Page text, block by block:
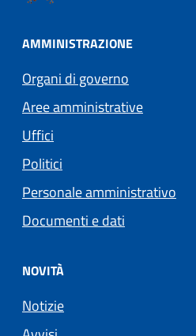
AMMINISTRAZIONE
Organi di governo
Aree amministrative
Uffici
Politici
Personale amministrativo
Documenti e dati
NOVITÀ
Notizie